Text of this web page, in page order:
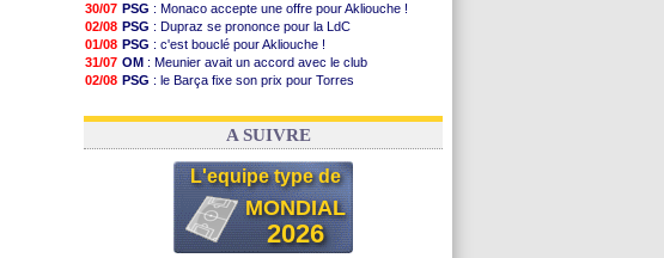
30/07 PSG : Monaco accepte une offre pour Akliouche !
02/08 PSG : Dupraz se prononce pour la LdC
01/08 PSG : c'est bouclé pour Akliouche !
31/07 OM : Meunier avait un accord avec le club
02/08 PSG : le Barça fixe son prix pour Torres
01/08 Barça: Torres souhaite rejoindre le PSG !
A SUIVRE
L'equipe type de
MONDIAL
2026